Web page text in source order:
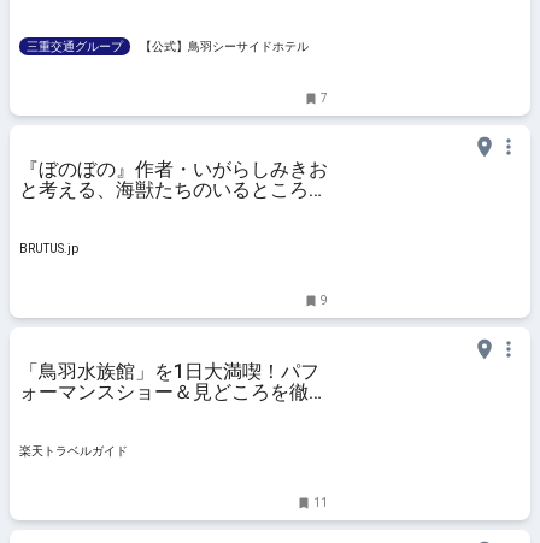
三重交通グループ 【公式】鳥羽シーサイドホテル
7
『ぼのぼの』作者・いがらしみきお
と考える、海獣たちのいるところ。
BRUTUS.jp
9
「鳥羽水族館」を1日大満喫！パフ
ォーマンスショー＆見どころを徹底
楽天トラベルガイド
11